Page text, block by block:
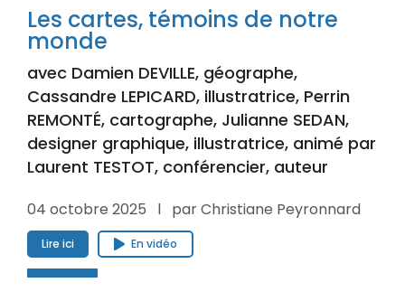
Les cartes, témoins de notre
monde
avec Damien DEVILLE, géographe,
Cassandre LEPICARD, illustratrice, Perrin
REMONTÉ, cartographe, Julianne SEDAN,
designer graphique, illustratrice, animé par
Laurent TESTOT, conférencier, auteur
04 octobre 2025 l par Christiane Peyronnard
Lire ici En vidéo